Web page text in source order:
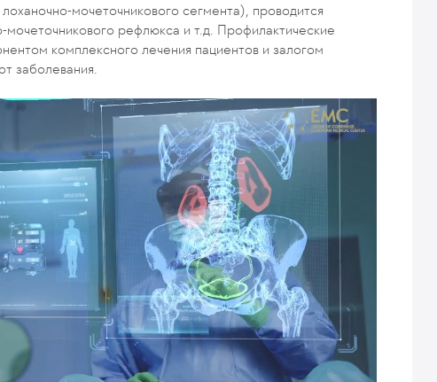
мочеточникового сегмента), проводится
рефлюкса и т.д. Профилактические
комплексного лечения пациентов и залогом
заболевания.